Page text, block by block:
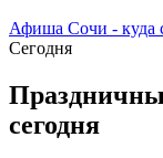
Афиша Сочи - куда
Сегодня
сегодня